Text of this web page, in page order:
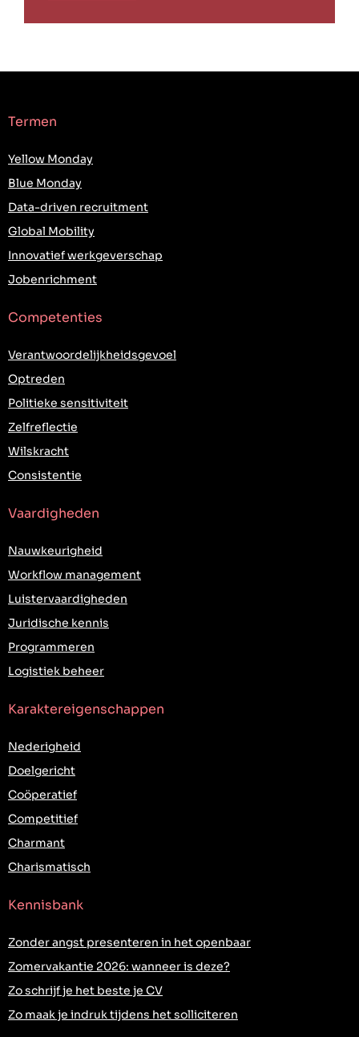
Termen
Yellow Monday
Blue Monday
Data-driven recruitment
Global Mobility
Innovatief werkgeverschap
Jobenrichment
Competenties
Verantwoordelijkheidsgevoel
Optreden
Politieke sensitiviteit
Zelfreflectie
Wilskracht
Consistentie
Vaardigheden
Nauwkeurigheid
Workflow management
Luistervaardigheden
Juridische kennis
Programmeren
Logistiek beheer
Karaktereigenschappen
Nederigheid
Doelgericht
Coöperatief
Competitief
Charmant
Charismatisch
Kennisbank
Zonder angst presenteren in het openbaar
Zomervakantie 2026: wanneer is deze?
Zo schrijf je het beste je CV
Zo maak je indruk tijdens het solliciteren